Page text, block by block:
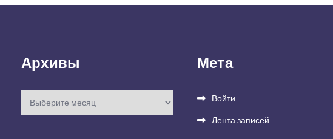
Архивы
Архивы
Мета
Войти
Лента записей